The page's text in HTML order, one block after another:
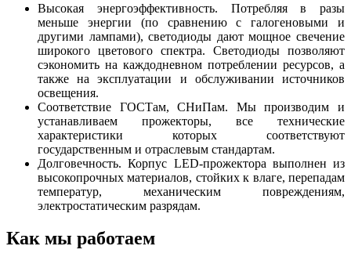
Высокая энергоэффективность. Потребляя в разы
меньше энергии (по сравнению с галогеновыми и
другими лампами), светодиоды дают мощное свечение
широкого цветового спектра. Светодиоды позволяют
сэкономить на каждодневном потреблении ресурсов, а
также на эксплуатации и обслуживании источников
освещения.
Соответствие ГОСТам, СНиПам. Мы производим и
устанавливаем прожекторы, все технические
характеристики которых соответствуют
государственным и отраслевым стандартам.
Долговечность. Корпус LED-прожектора выполнен из
высокопрочных материалов, стойких к влаге, перепадам
температур, механическим повреждениям,
электростатическим разрядам.
Как мы работаем